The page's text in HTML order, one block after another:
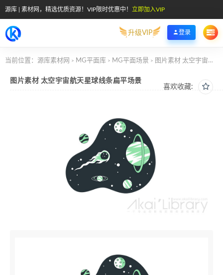
源库 | 素材网，精选优质资源！VIP限时优惠中！ 立即加入VIP
升级VIP 登录
当前位置： 源库素材网 > MG平面库 > MG平面场景 > 图片素材 太空宇宙航天星球线条扁平场景
喜欢收藏:
图片素材 太空宇宙航天星球线条扁平场景